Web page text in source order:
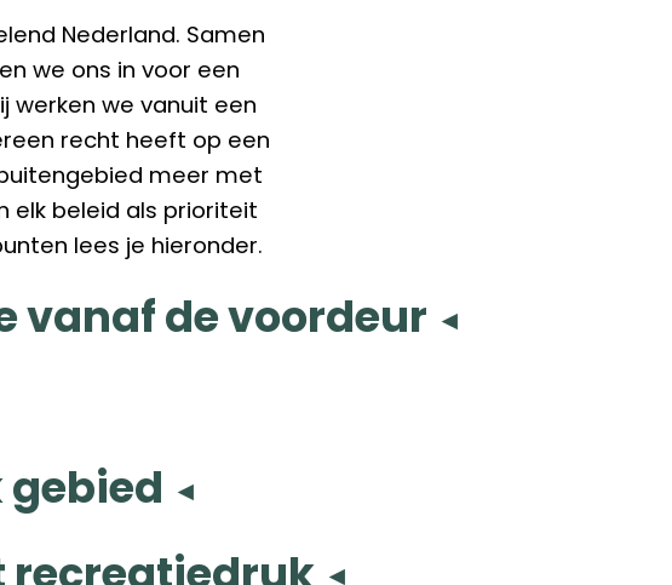
Nederland. Samen
we ons in voor een
werken we vanuit een
recht heeft op een
meer met
elk beleid als prioriteit
lees je hieronder.
vanaf de voordeur